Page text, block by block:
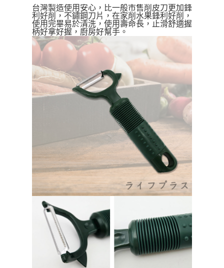
３．安心：先確認商品／服務後，再付款。
【「AFTEE先享後付」結帳流程】
１．於結帳方式選擇「AFTEE先享後付」後，將跳轉至「AFTEE先享後付」
結帳頁面，進行簡訊認證並確認金額後，即可完成結帳。
２．訂單成立數日內，您將收到繳費通知簡訊。
３．收到繳費通知簡訊後14天內，點擊此簡訊中的連結，可透過四大超商／
ATM／網路銀行／等多元方式進行付款，方視為交易完成。
※ 請注意：結帳手續完成當下不需立刻繳費，但若您需要取消訂單，請聯絡
購買商品的店家。未經商家同意取消之訂單仍視為有效，需透過AFTEE先享
後付繳納相關費用。
※ 交易是否成功請以「AFTEE先享後付 」之結帳頁面顯示為準，若有關於
是否繳費成功／繳費後需取消欲退款等相關疑問，請聯繫「AFTEE先享後付
https://netprotections.freshdesk.com/support/home
１．透過由恩沛科技股份有限公司提供之「AFTEE先享後付」服務完成之交
易，需依本服務之必要範圍內提供個人資料，並將交易相關給付款項請求債
權轉讓予恩沛科技股份有限公司。
２．關於個人資料處理事宜，請瀏覽以下網址：
３．未成年的使用者請事先徵得法定代理人或監護人之同意方可使用
「AFTEE先享後付」，若未經同意申辦者引起之損失，本公司不負相關責
４．使用「AFTEE先享後付」時，將依據個別帳號之用戶狀況，依本公司即
時審查核予不同之上限額度；若仍有額度不足之情形，本公司將視審查結果
請求用戶進行身份認證。
５．嚴禁一人註冊多個帳號或使用他人資訊註冊。若發現惡意使用之情形，
恩沛科技股份有限公司將有權停止該用戶之使用額度並採取法律行動。
運送方式
全家取貨付款三天後到
每筆NT$60，滿NT$490(含以上)免運費
全家離島取貨付款
每筆NT$100，滿NT$1,000(含以上)免運費
付款後全家取貨
每筆NT$60，滿NT$490(含以上)免運費
每筆NT$60，滿NT$490(含以上)免運費
7-11離島取貨付款
每筆NT$100，滿NT$1,000(含以上)免運費
每筆NT$60，滿NT$490(含以上)免運費
本島宅配1~2天後到
每筆NT$80，滿NT$490(含以上)免運費
每筆NT$150，滿NT$3,000(含以上)免運費
台灣製造使用安心，比一般市售削皮刀更加鋒
利好削，不鏽鋼刀片，在家削水果鋒利好削，
使用完畢易於清洗，使用壽命長，止滑舒適握
柄好拿好握，廚房好幫手。